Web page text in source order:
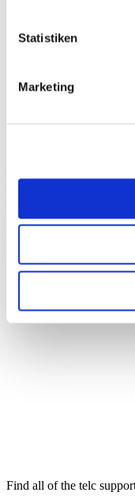
Statistiken
Marketing
MP3 audio file
Add to Cart
Find all of the telc